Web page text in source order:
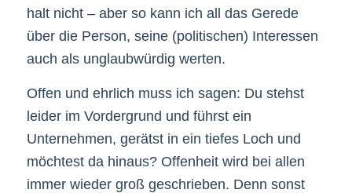
halt nicht – aber so kann ich all das Gerede
über die Person, seine (politischen) Interessen
auch als unglaubwürdig werten.
Offen und ehrlich muss ich sagen: Du stehst
leider im Vordergrund und führst ein
Unternehmen, gerätst in ein tiefes Loch und
möchtest da hinaus? Offenheit wird bei allen
immer wieder groß geschrieben. Denn sonst